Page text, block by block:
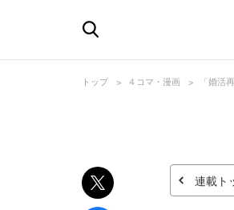
トップ ４コマ・漫画 「婚活
連載ト